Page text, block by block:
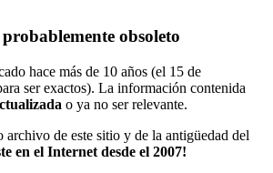
obsoleto
hace más de 10 años (el 15 de
ser exactos). La información contenida
o ya no ser relevante.
de este sitio y de la antigüedad del
en el Internet desde el 2007!